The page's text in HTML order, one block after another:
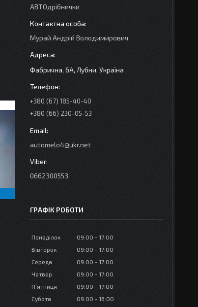
АВТОдрібнички
Мурай Андрій Володимирович
Фабрична, 6А, Лубни, Україна
+380 (67) 185-40-40
+380 (66) 230-05-53
automelo4@ukr.net
0662300553
ГРАФІК РОБОТИ
Понеділок 09:00
17:00
Вівторок
09:00
17:00
Середа
09:00
17:00
Четвер
09:00
17:00
Пʼятниця
09:00
17:00
Субота
09:00
16:00